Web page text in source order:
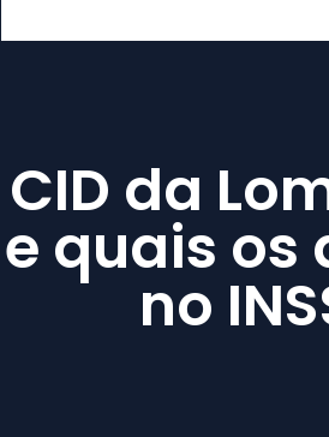
CID da
e quais os
no